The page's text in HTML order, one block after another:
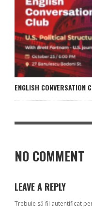
ENGLISH CONVERSATION
NO COMMENT
LEAVE A REPLY
Trebuie să fii autentificat